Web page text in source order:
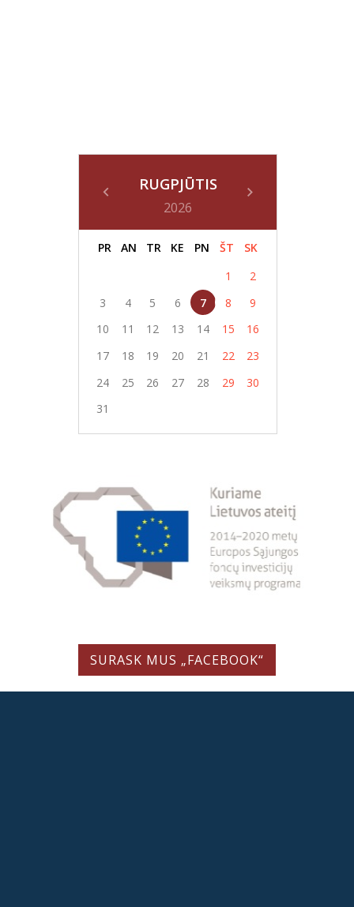
RUGPJŪTIS
2026
PR AN TR KE PN ŠT
SK
1
2
3
4 5 6 7 8
9
10
11 12 13 14 15
16
17
18 19 20 21 22
23
24
25 26 27 28 29
30
31
SURASK MUS „FACEBOOK“